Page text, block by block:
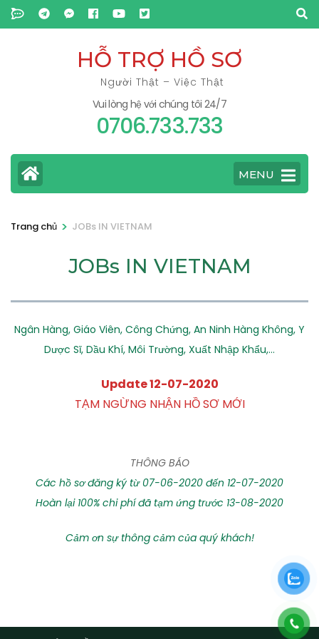
Bỏ
qua
HỖ TRỢ HỒ SƠ
Người Thật – Việc Thật
Vui lòng hệ với chúng tôi 24/7
0706.733.733
MENU
Trang chủ > JOBs IN VIETNAM
JOBs IN VIETNAM
Ngân Hàng, Giáo Viên, Công Chứng, An Ninh Hàng Không, Y
Dược Sĩ, Dầu Khí, Môi Trường, Xuất Nhập Khẩu,…
Update 12-07-2020
TẠM NGỪNG NHẬN HỒ SƠ MỚI
THÔNG BÁO
Các hồ sơ đăng ký từ 07-06-2020 đến 12-07-2020
Hoàn lại 100% chi phí đã tạm ứng trước 13-08-2020
Cảm ơn sự thông cảm của quý khách!